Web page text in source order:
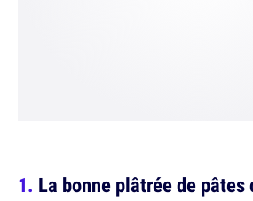
La bonne plâtrée de pâtes